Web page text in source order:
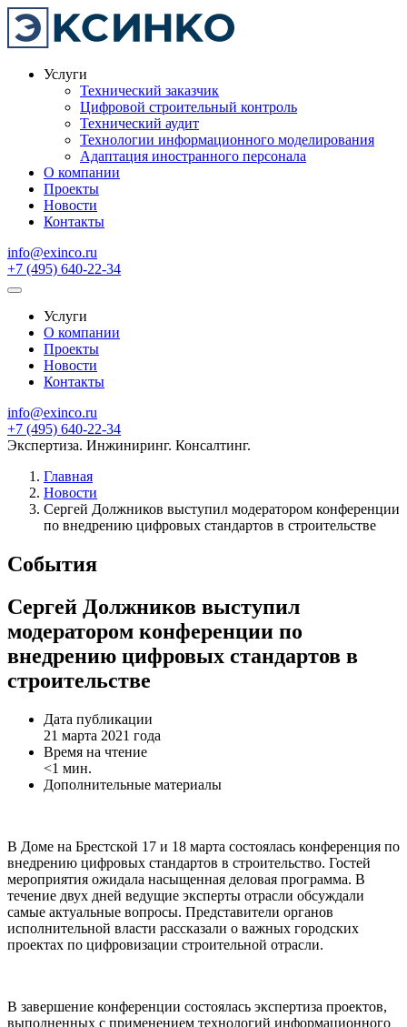
Услуги
Технический заказчик
Цифровой строительный контроль
Технический аудит
Технологии информационного моделирования
Адаптация иностранного персонала
О компании
Проекты
Новости
Контакты
info@exinco.ru
+7 (495) 640-22-34
Услуги
О компании
Проекты
Новости
Контакты
info@exinco.ru
+7 (495) 640-22-34
Экспертиза. Инжиниринг. Консалтинг.
Главная
Новости
Сергей Должников выступил модератором конференции
по внедрению цифровых стандартов в строительстве
События
Сергей Должников выступил
модератором конференции по
внедрению цифровых стандартов в
строительстве
Дата публикации
21 марта 2021 года
Время на чтение
<1 мин.
Дополнительные материалы
В Доме на Брестской 17 и 18 марта состоялась конференция по
внедрению цифровых стандартов в строительство. Гостей
мероприятия ожидала насыщенная деловая программа. В
течение двух дней ведущие эксперты отрасли обсуждали
самые актуальные вопросы. Представители органов
исполнительной власти рассказали о важных городских
проектах по цифровизации строительной отрасли.
В завершение конференции состоялась экспертиза проектов,
выполненных с применением технологий информационного